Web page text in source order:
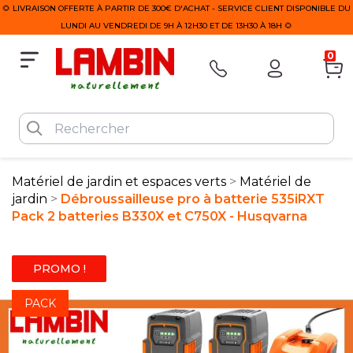
🌻 LIVRAISON OFFERTE À PARTIR DE 300€ D'ACHAT - SERVICE CLIENT DISPONIBLE DU
LUNDI AU VENDREDI DE 9H À 12H30 ET DE 13H30 À 18H 🌻
0
Matériel de jardin et espaces verts
Matériel de
jardin
Débroussailleuse pro à batterie 535iRXT
Pack 2 batteries B330X et C750X - Husqvarna
PROMO !
PACK